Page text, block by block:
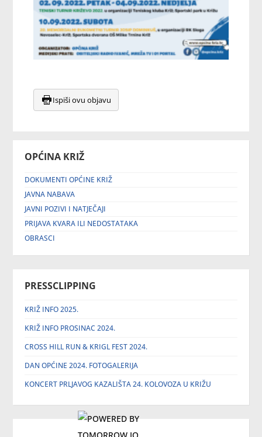
OPĆINA KRIŽ
DOKUMENTI OPĆINE KRIŽ
JAVNA NABAVA
JAVNI POZIVI I NATJEČAJI
PRIJAVA KVARA ILI NEDOSTATAKA
OBRASCI
PRESSCLIPPING
KRIŽ INFO 2025.
KRIŽ INFO PROSINAC 2024.
CROSS HILL RUN & KRIGL FEST 2024.
DAN OPĆINE 2024. FOTOGALERIJA
KONCERT PRLJAVOG KAZALIŠTA 24. KOLOVOZA U KRIŽU
Ispiši ovu objavu